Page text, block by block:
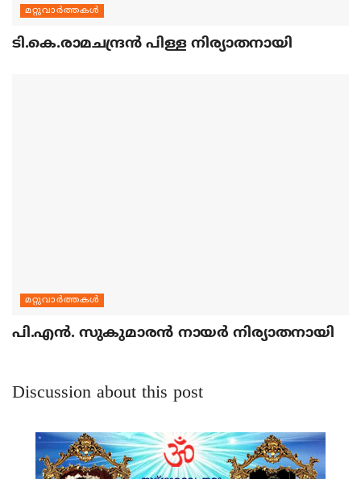
മറ്റുവാര്‍ത്തകള്‍
ടി.കെ.രാമചന്ദ്രന്‍ പിള്ള നിര്യാതനായി
മറ്റുവാര്‍ത്തകള്‍
പി.എന്‍. സുകുമാരന്‍ നായര്‍ നിര്യാതനായി
Discussion about this post